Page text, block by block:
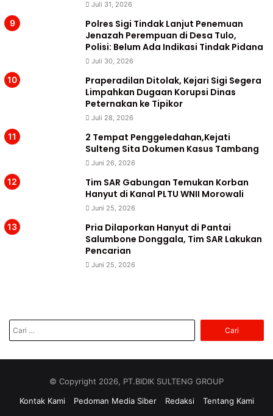
Juli 31, 2026
Polres Sigi Tindak Lanjut Penemuan
Jenazah Perempuan di Desa Tulo,
Polisi: Belum Ada Indikasi Tindak Pidana
Juli 30, 2026
Praperadilan Ditolak, Kejari Sigi Segera
Limpahkan Dugaan Korupsi Dinas
Peternakan ke Tipikor
Juli 28, 2026
2 Tempat Penggeledahan,Kejati
Sulteng Sita Dokumen Kasus Tambang
Juni 26, 2026
Tim SAR Gabungan Temukan Korban
Hanyut di Kanal PLTU WNII Morowali
Juni 25, 2026
Pria Dilaporkan Hanyut di Pantai
Salumbone Donggala, Tim SAR Lakukan
Pencarian
Juni 25, 2026
untuk:
© Copyright 2026, PT.BIDIK SULTENG GROUP
Kontak Kami
Pedoman Media Siber Redaksi Tentang Kami